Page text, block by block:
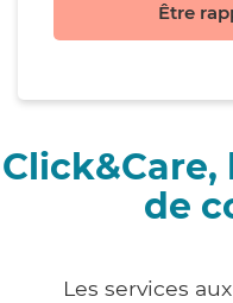
Être
de
Les services